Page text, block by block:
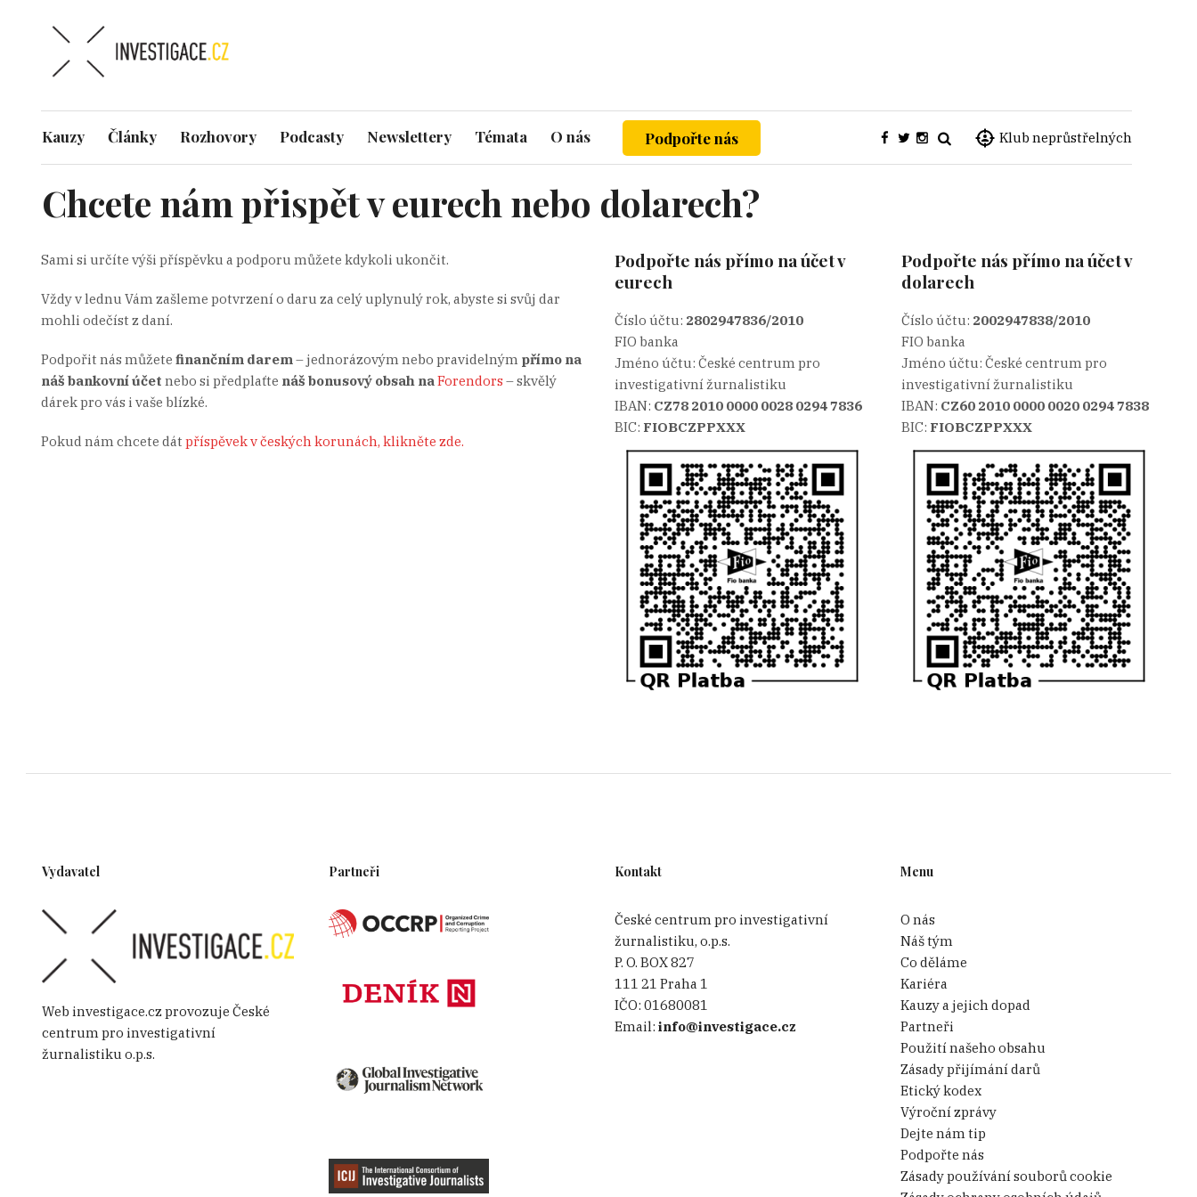
Klub neprůstřelných
Kauzy Články Rozhovory Podcasty Newslettery Témata O nás Podpořte nás
Chcete nám přispět v eurech nebo dolarech?
Sami si určíte výši příspěvku a podporu můžete kdykoli ukončit.
Vždy v lednu Vám zašleme potvrzení o daru za celý uplynulý rok, abyste si svůj dar
mohli odečíst z daní.
Podpořit nás můžetefinančním darem– jednorázovým nebo pravidelným přímo na
náš bankovní účetnebo si předplaťte náš bonusový obsah naForendors – skvělý
dárek pro vás i vaše blízké.
Pokud nám chcete dátpříspěvek v českých korunách, klikněte zde.
Podpořte nás přímo na účet v
eurech
Číslo účtu: 2802947836/2010
FIO banka
Jméno účtu: České centrum pro
investigativní žurnalistiku
IBAN: CZ78 2010 0000 0028 0294 7836
BIC: FIOBCZPPXXX
Podpořte nás přímo na účet v
dolarech
Číslo účtu: 2002947838/2010
FIO banka
Jméno účtu: České centrum pro
investigativní žurnalistiku
IBAN: CZ60 2010 0000 0020 0294 7838
BIC: FIOBCZPPXXX
Vydavatel
Web investigace.cz provozuje České
centrum pro investigativní
žurnalistiku o.p.s.
Partneři Kontakt
České centrum pro investigativní
žurnalistiku, o.p.s.
P. O. BOX 827
111 21 Praha 1
IČO: 01680081
Email: info@investigace.cz
Menu
O nás
Náš tým
Co děláme
Kariéra
Kauzy a jejich dopad
Partneři
Použití našeho obsahu
Zásady přijímání darů
Etický kodex
Výroční zprávy
Dejte nám tip
Podpořte nás
Zásady používání souborů cookie